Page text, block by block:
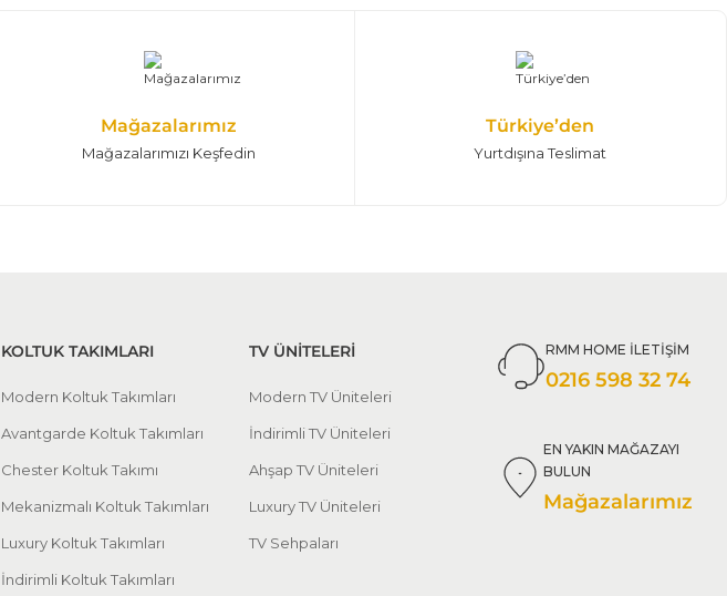
Mağazalarımız
Mağazalarımızı Keşfedin
Türkiye’den
Yurtdışına Teslimat
KOLTUK TAKIMLARI
Modern Koltuk Takımları
Avantgarde Koltuk Takımları
Chester Koltuk Takımı
Mekanizmalı Koltuk Takımları
Luxury Koltuk Takımları
İndirimli Koltuk Takımları
TV ÜNİTELERİ
Modern TV Üniteleri
İndirimli TV Üniteleri
Ahşap TV Üniteleri
Luxury TV Üniteleri
TV Sehpaları
RMM HOME İLETİŞİM
0216 598 32 74
EN YAKIN MAĞAZAYI
BULUN
Mağazalarımız